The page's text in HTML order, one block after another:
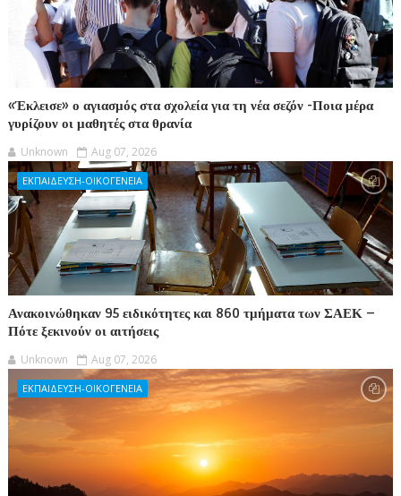
«Έκλεισε» ο αγιασμός στα σχολεία για τη νέα σεζόν -Ποια μέρα
γυρίζουν οι μαθητές στα θρανία
Unknown Aug 07, 2026
ΕΚΠΑΙΔΕΥΣΗ-ΟΙΚΟΓΕΝΕΙΑ
Ανακοινώθηκαν 95 ειδικότητες και 860 τμήματα των ΣΑΕΚ –
Πότε ξεκινούν οι αιτήσεις
Unknown Aug 07, 2026
ΕΚΠΑΙΔΕΥΣΗ-ΟΙΚΟΓΕΝΕΙΑ